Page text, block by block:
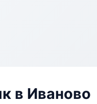
в Иваново